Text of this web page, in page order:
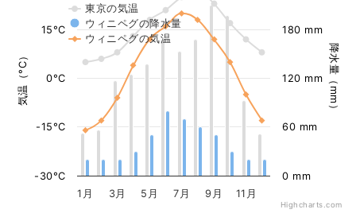
気温（°C） 降水量（mm）
東京の気温
ウィニペグの降水量
ウィニペグの気温
1月 3月 5月 7月 9月 11月
-30°C
-15°C
0°C
15°C
0 mm
60 mm
120 mm
180 mm
Highcharts.com